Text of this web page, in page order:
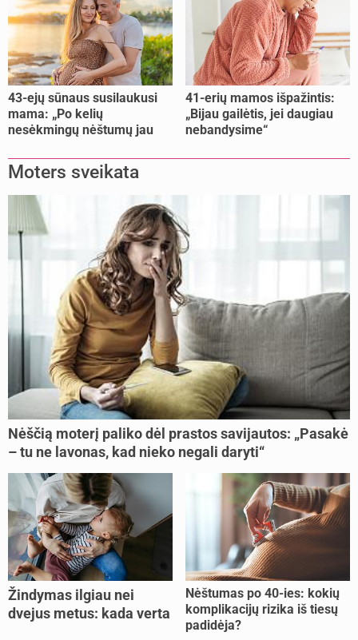
43-ejų sūnaus susilaukusi
mama: „Po kelių
nesėkmingų nėštumų jau
41-erių mamos išpažintis:
„Bijau gailėtis, jei daugiau
nebandysime“
Moters sveikata
Nėščią moterį paliko dėl prastos savijautos: „Pasakė
– tu ne lavonas, kad nieko negali daryti“
Žindymas ilgiau nei
dvejus metus: kada verta
Nėštumas po 40-ies: kokių
komplikacijų rizika iš tiesų
padidėja?